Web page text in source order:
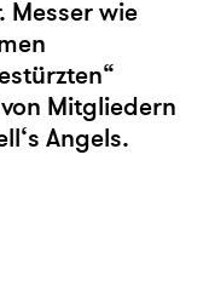
Messer wie
Mitgliedern
Angels.